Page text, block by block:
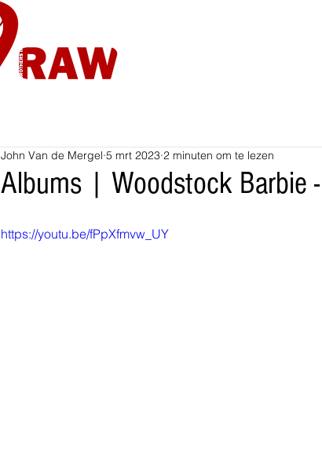
Albums | Woodstock Barbie
John Van de Mergel 5 mrt 2023 2 minuten om te lezen
https://youtu.be/fPpXfmvw_UY